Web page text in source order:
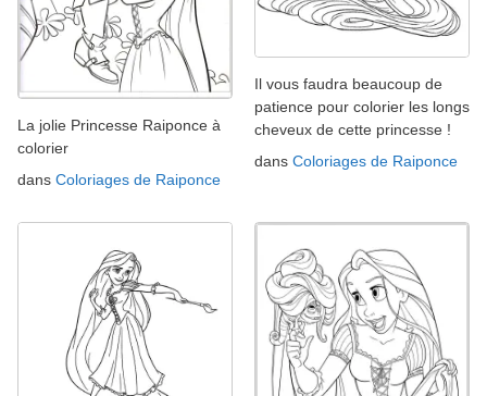
La jolie Princesse Raiponce à
colorier
dans Coloriages de Raiponce
Il vous faudra beaucoup de
patience pour colorier les longs
cheveux de cette princesse !
dans Coloriages de Raiponce